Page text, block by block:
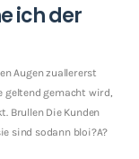
ich der
Augen zuallererst
geltend gemacht wird,
Brullen Die Kunden
sind sodann bloi?A?